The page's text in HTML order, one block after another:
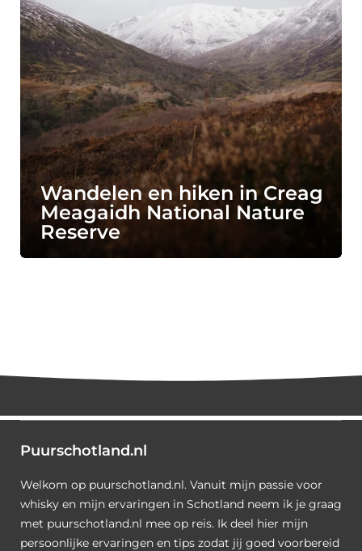
Wandelen en hiken in Creag
Meagaidh National Nature
Reserve
Puurschotland.nl
Welkom op puurschotland.nl. Vanuit mijn passie voor
whisky en mijn ervaringen in Schotland neem ik je graag
met puurschotland.nl mee op reis. Ik deel hier mijn
persoonlijke ervaringen en tips zodat jij goed voorbereid